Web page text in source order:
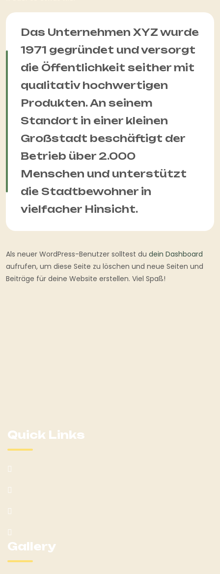
Das Unternehmen XYZ wurde
1971 gegründet und versorgt
die Öffentlichkeit seither mit
qualitativ hochwertigen
Produkten. An seinem
Standort in einer kleinen
Großstadt beschäftigt der
Betrieb über 2.000
Menschen und unterstützt
die Stadtbewohner in
vielfacher Hinsicht.
Als neuer WordPress-Benutzer solltest du dein Dashboard
aufrufen, um diese Seite zu löschen und neue Seiten und
Beiträge für deine Website erstellen. Viel Spaß!
Quick Links
Gallery